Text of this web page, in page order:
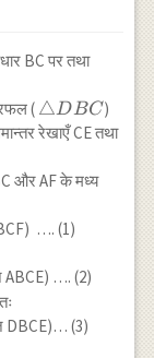
BC पर तथा
( \triangle
DBC
△DBC)
रेखाएँ CE तथा
और AF के मध्य
…. (1)
ABCE) …. (2)
DBCE)… (3)